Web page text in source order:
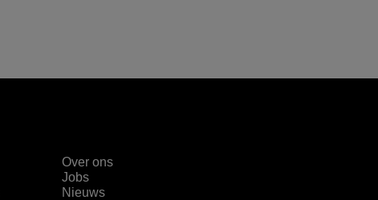
Over ons
Jobs
Nieuws